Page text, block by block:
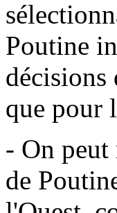
Poutine
décisions
que pour
- On peut
de